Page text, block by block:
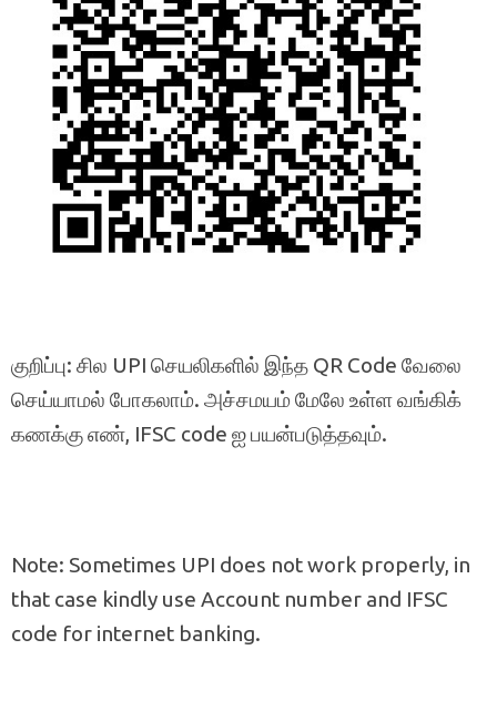
குறிப்பு: சில UPI செயலிகளில் இந்த QR Code வேலை
செய்யாமல் போகலாம். அச்சமயம் மேலே உள்ள வங்கிக்
கணக்கு எண், IFSC code ஐ பயன்படுத்தவும்.
Note: Sometimes UPI does not work properly, in
that case kindly use Account number and IFSC
code for internet banking.